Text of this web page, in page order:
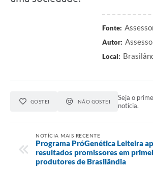
Fonte:
Autor:
Local:
GOSTEI NÃO GOSTEI
Seja o
notícia.
NOTÍCIA MAIS RECENTE
Programa PróGenética Leiteira
resultados promissores em
produtores de Brasilândia